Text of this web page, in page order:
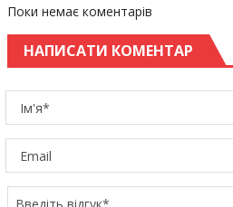
Поки немає коментарів
НАПИСАТИ КОМЕНТАР